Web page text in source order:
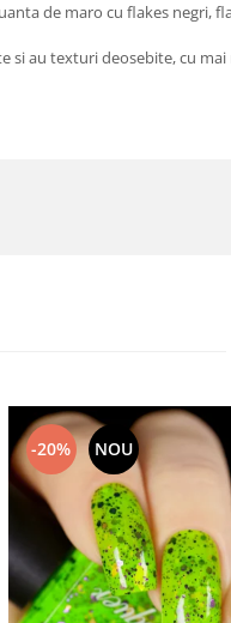
de maro cu flakes negri,
si au texturi deosebite, cu
-20% NOU